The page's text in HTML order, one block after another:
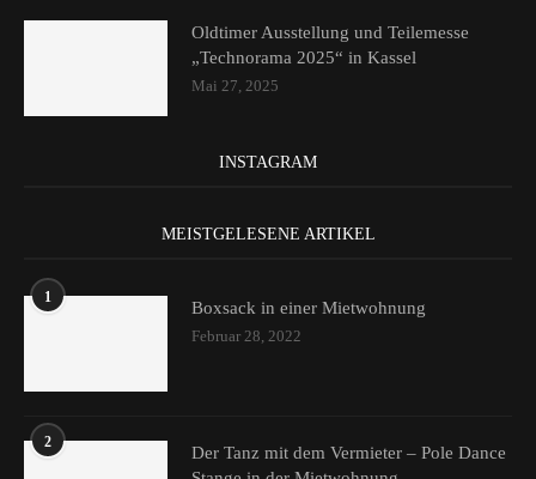
Oldtimer Ausstellung und Teilemesse
„Technorama 2025“ in Kassel
Mai 27, 2025
INSTAGRAM
MEISTGELESENE ARTIKEL
1
Boxsack in einer Mietwohnung
Februar 28, 2022
2
Der Tanz mit dem Vermieter – Pole Dance